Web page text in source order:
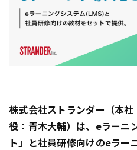
株式会社ストランダー（本
役：青木大輔）は、eラーニ
ト」と社員研修向けのeラー